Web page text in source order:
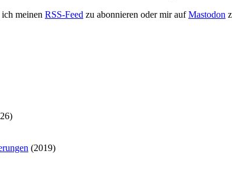
meinen RSS-Feed zu abonnieren oder mir aufMastodon
(2019)